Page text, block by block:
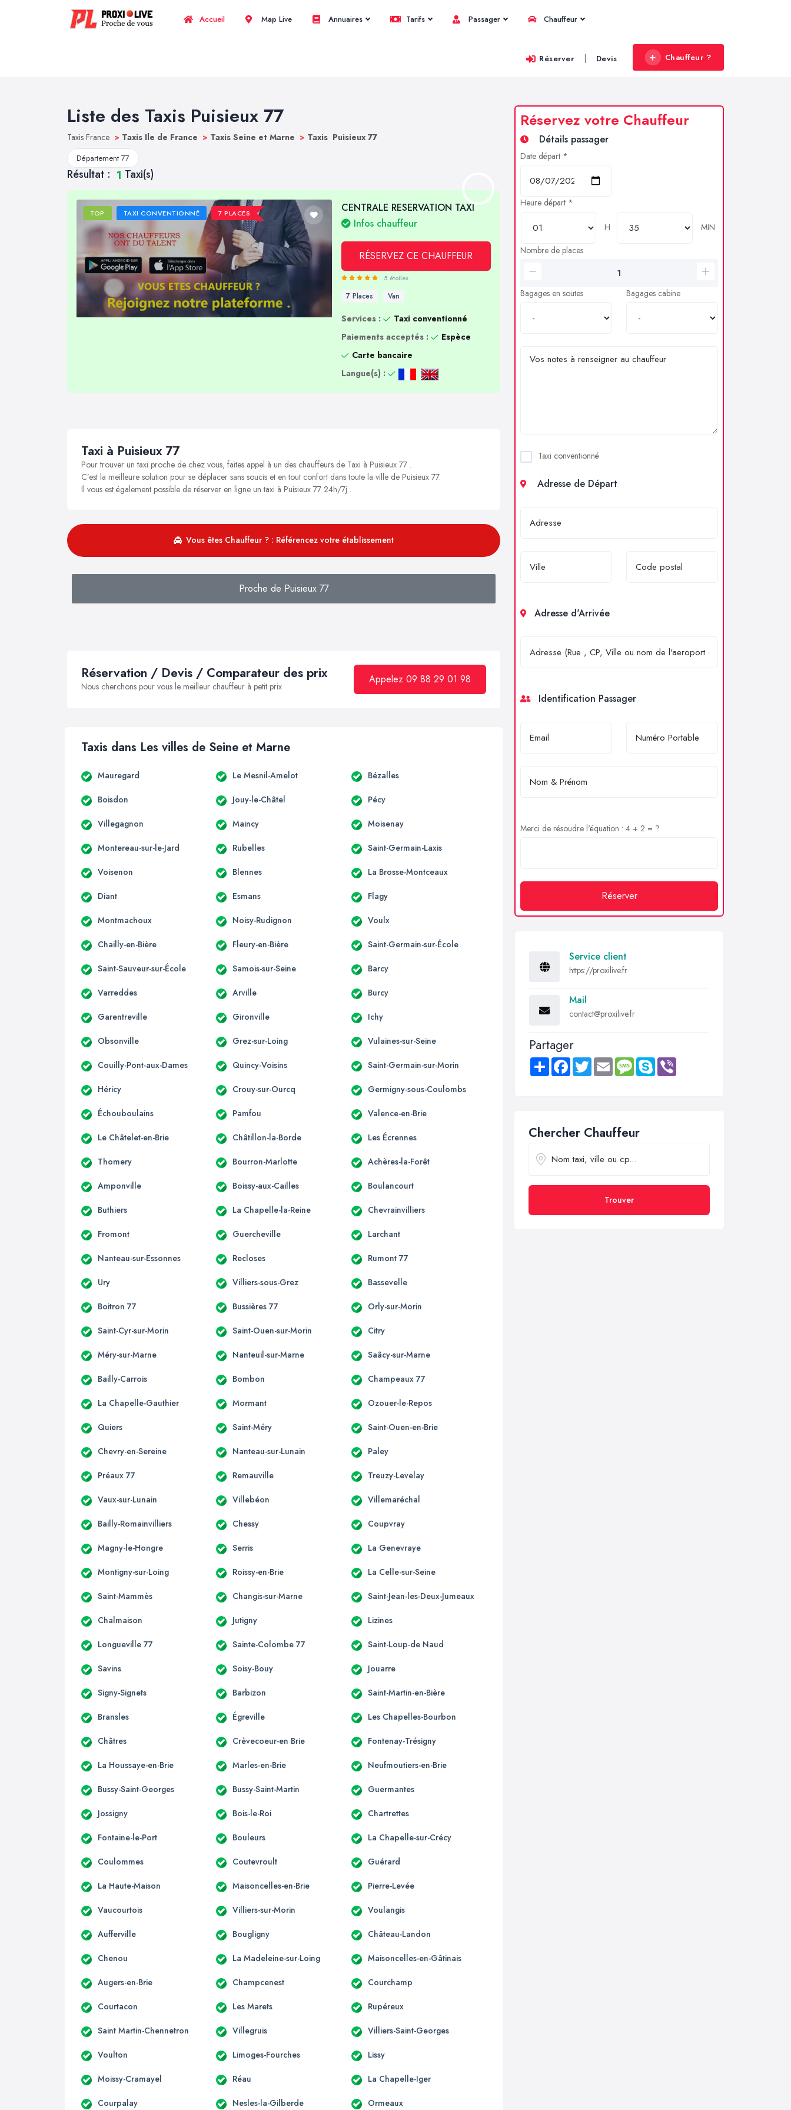
Accueil Map Live Annuaires Tarifs Passager Chauffeur
Réserver | Devis Chauffeur ?
Liste des Taxis Puisieux 77
Taxis France > Taxis Ile de France > Taxis Seine et Marne > Taxis Puisieux 77
Département 77
Résultat : 1 Taxi(s)
TOP TAXI CONVENTIONNÉ 7 PLACES
CENTRALE RESERVATION TAXI
Infos chauffeur
RÉSERVEZ CE CHAUFFEUR
5 étoiles
7 Places Van
Services :
Taxi conventionné
Paiements acceptés :
Espèce
Carte bancaire
Langue(s) :
Taxi à Puisieux 77
Pour trouver un taxi proche de chez vous, faites appel à un des chauffeurs de Taxi à Puisieux 77 .
C’est la meilleure solution pour se déplacer sans soucis et en tout confort dans toute la ville de Puisieux 77.
Il vous est également possible de réserver en ligne un taxi à Puisieux 77 24h/7j .
Vous êtes Chauffeur ? : Référencez votre établissement
Proche de Puisieux 77
Réservation / Devis / Comparateur des prix
Nous cherchons pour vous le meilleur chauffeur à petit prix
Appelez 09 88 29 01 98
Taxis dans Les villes de Seine et Marne
Mauregard Le Mesnil-Amelot Bézalles
Boisdon Jouy-le-Châtel Pécy
Villegagnon Maincy Moisenay
Montereau-sur-le-Jard Rubelles Saint-Germain-Laxis
Voisenon Blennes La Brosse-Montceaux
Diant Esmans Flagy
Montmachoux Noisy-Rudignon Voulx
Chailly-en-Bière Fleury-en-Bière Saint-Germain-sur-École
Saint-Sauveur-sur-École Samois-sur-Seine Barcy
Varreddes Arville Burcy
Garentreville Gironville Ichy
Obsonville Grez-sur-Loing Vulaines-sur-Seine
Couilly-Pont-aux-Dames Quincy-Voisins Saint-Germain-sur-Morin
Héricy Crouy-sur-Ourcq Germigny-sous-Coulombs
Échouboulains Pamfou Valence-en-Brie
Le Châtelet-en-Brie Châtillon-la-Borde Les Écrennes
Thomery Bourron-Marlotte Achères-la-Forêt
Amponville Boissy-aux-Cailles Boulancourt
Buthiers La Chapelle-la-Reine Chevrainvilliers
Fromont Guercheville Larchant
Nanteau-sur-Essonnes Recloses Rumont 77
Ury Villiers-sous-Grez Bassevelle
Boitron 77 Bussières 77 Orly-sur-Morin
Saint-Cyr-sur-Morin Saint-Ouen-sur-Morin Citry
Méry-sur-Marne Nanteuil-sur-Marne Saâcy-sur-Marne
Bailly-Carrois Bombon Champeaux 77
La Chapelle-Gauthier Mormant Ozouer-le-Repos
Quiers Saint-Méry Saint-Ouen-en-Brie
Chevry-en-Sereine Nanteau-sur-Lunain Paley
Préaux 77 Remauville Treuzy-Levelay
Vaux-sur-Lunain Villebéon Villemaréchal
Bailly-Romainvilliers Chessy Coupvray
Magny-le-Hongre Serris La Genevraye
Montigny-sur-Loing Roissy-en-Brie La Celle-sur-Seine
Saint-Mammès Changis-sur-Marne Saint-Jean-les-Deux-Jumeaux
Chalmaison Jutigny Lizines
Longueville 77 Sainte-Colombe 77 Saint-Loup-de Naud
Savins Soisy-Bouy Jouarre
Signy-Signets Barbizon Saint-Martin-en-Bière
Bransles Égreville Les Chapelles-Bourbon
Châtres Crèvecoeur-en Brie Fontenay-Trésigny
La Houssaye-en-Brie Marles-en-Brie Neufmoutiers-en-Brie
Bussy-Saint-Georges Bussy-Saint-Martin Guermantes
Jossigny Bois-le-Roi Chartrettes
Fontaine-le-Port Bouleurs La Chapelle-sur-Crécy
Coulommes Coutevroult Guérard
La Haute-Maison Maisoncelles-en-Brie Pierre-Levée
Vaucourtois Villiers-sur-Morin Voulangis
Aufferville Bougligny Château-Landon
Chenou La Madeleine-sur-Loing Maisoncelles-en-Gâtinais
Augers-en-Brie Champcenest Courchamp
Courtacon Les Marets Rupéreux
Saint Martin-Chennetron Villegruis Villiers-Saint-Georges
Voulton Limoges-Fourches Lissy
Moissy-Cramayel Réau La Chapelle-Iger
Courpalay Nesles-la-Gilberde Ormeaux
Réservez votre Chauffeur
Détails passager
Date départ *
Heure départ *
H
MIN
Nombre de places
Bagages en soutes Bagages cabine
Taxi conventionné
Adresse de Départ
Adresse d'Arrivée
Identification Passager
Merci de résoudre l'équation : 4 + 2 = ?
Réserver
Service client
https://proxilive.fr
Mail
contact@proxilive.fr
Partager
Share FacebookTwitter Email MessageSkype
Chercher Chauffeur
Trouver